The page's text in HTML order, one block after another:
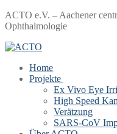
Zum
Inhalt
Menü
Schließen
ACTO e.V. – Aachener
Ophthalmologie
Home
Projekte
Ex Vivo Eye
High Speed
Verätzung
SARS-CoV